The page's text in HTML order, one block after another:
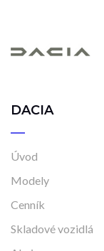
DACIA
Úvod
Modely
Cenník
Skladové vozidlá